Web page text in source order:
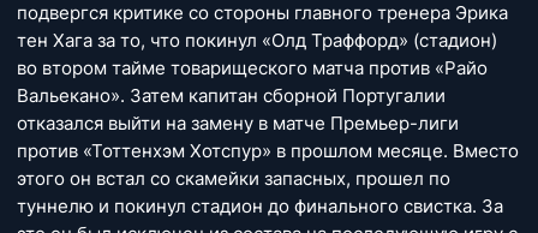
подвергся критике со стороны главного тренера Эрика
тен Хага за то, что покинул «Олд Траффорд» (стадион)
во втором тайме товарищеского матча против «Райо
Вальекано». Затем капитан сборной Португалии
отказался выйти на замену в матче Премьер-лиги
против «Тоттенхэм Хотспур» в прошлом месяце. Вместо
этого он встал со скамейки запасных, прошел по
туннелю и покинул стадион до финального свистка. За